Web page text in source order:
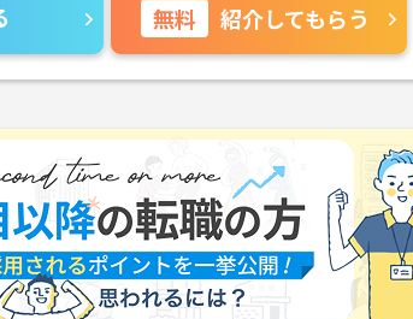
無料 紹介してもらう